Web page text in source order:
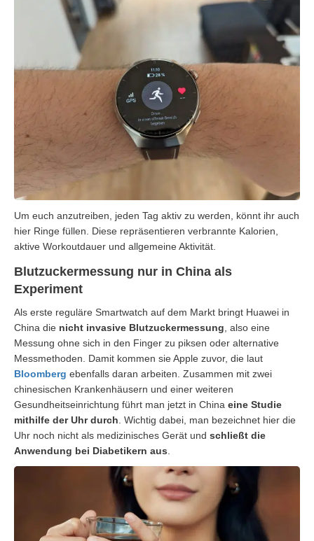
Um euch anzutreiben, jeden Tag aktiv zu werden, könnt ihr auch
hier Ringe füllen. Diese repräsentieren verbrannte Kalorien,
aktive Workoutdauer und allgemeine Aktivität.
Blutzuckermessung nur in China als
Experiment
Als erste reguläre Smartwatch auf dem Markt bringt Huawei in
China die nicht invasive Blutzuckermessung , also eine
Messung ohne sich in den Finger zu piksen oder alternative
Messmethoden. Damit kommen sie Apple zuvor, die laut
Bloomberg ebenfalls daran arbeiten. Zusammen mit zwei
chinesischen Krankenhäusern und einer weiteren
Gesundheitseinrichtung führt man jetzt in China eine Studie
mithilfe der Uhr durch . Wichtig dabei, man bezeichnet hier die
Uhr noch nicht als medizinisches Gerät und schließt die
Anwendung bei Diabetikern aus